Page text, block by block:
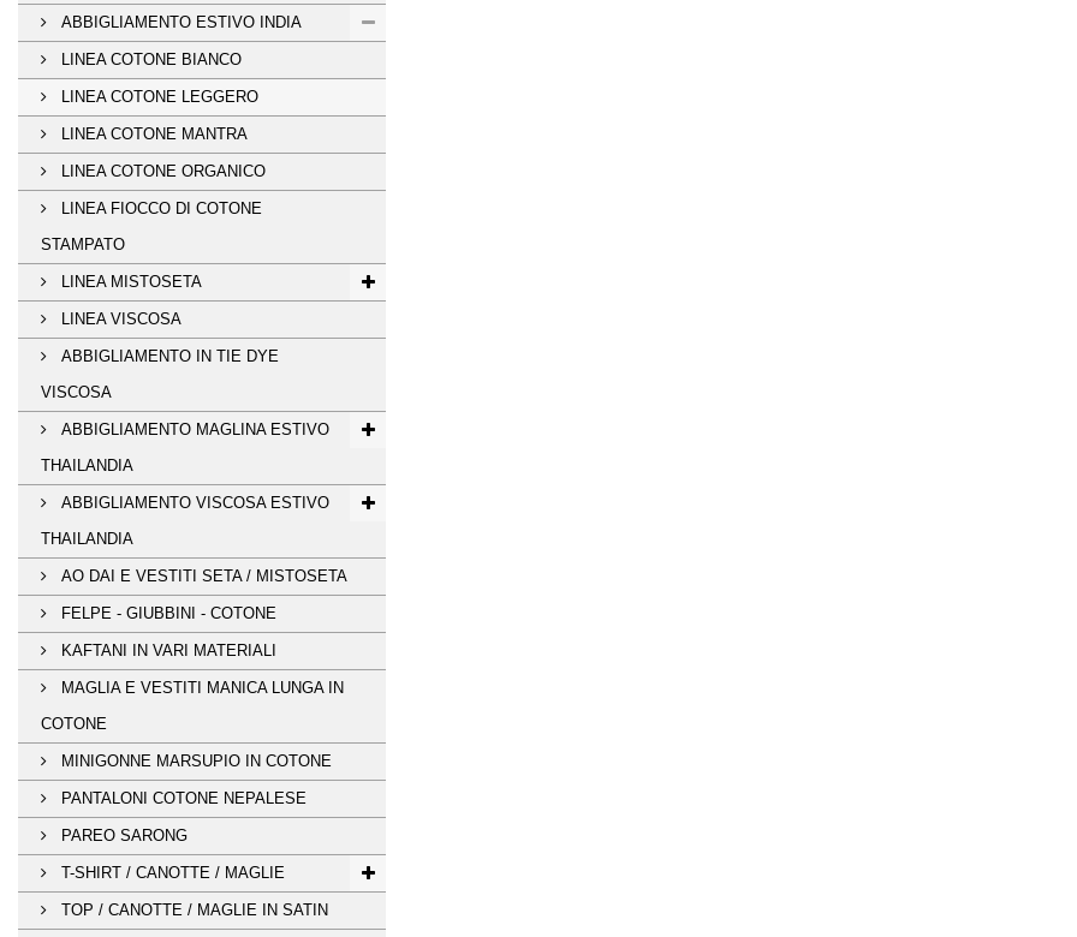
ABBIGLIAMENTO ESTIVO INDIA
LINEA COTONE BIANCO
LINEA COTONE LEGGERO
LINEA COTONE MANTRA
LINEA COTONE ORGANICO
LINEA FIOCCO DI COTONE
STAMPATO
LINEA MISTOSETA
LINEA VISCOSA
ABBIGLIAMENTO IN TIE DYE
VISCOSA
ABBIGLIAMENTO MAGLINA ESTIVO
THAILANDIA
ABBIGLIAMENTO VISCOSA ESTIVO
THAILANDIA
AO DAI E VESTITI SETA / MISTOSETA
FELPE - GIUBBINI - COTONE
KAFTANI IN VARI MATERIALI
MAGLIA E VESTITI MANICA LUNGA IN
COTONE
MINIGONNE MARSUPIO IN COTONE
PANTALONI COTONE NEPALESE
PAREO SARONG
T-SHIRT / CANOTTE / MAGLIE
TOP / CANOTTE / MAGLIE IN SATIN